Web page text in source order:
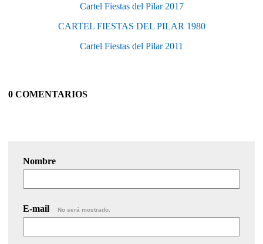
Cartel Fiestas del Pilar 2017
CARTEL FIESTAS DEL PILAR 1980
Cartel Fiestas del Pilar 2011
0 COMENTARIOS
Nombre
E-mail No será mostrado.